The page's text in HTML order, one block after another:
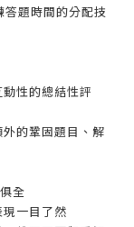
題時間的分配技
性的總結性評
的鞏固題目、解
全
一目了然